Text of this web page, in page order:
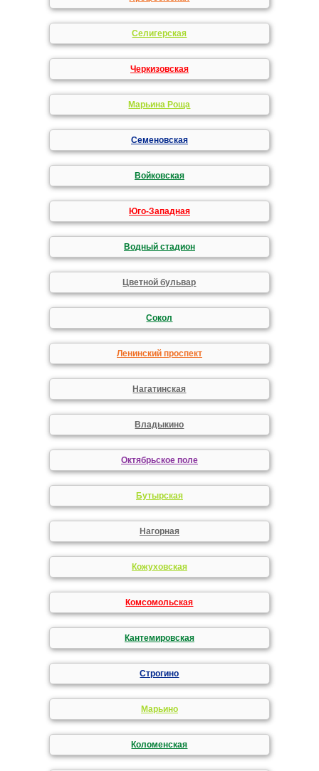
Селигерская
Черкизовская
Марьина Роща
Семеновская
Войковская
Юго-Западная
Водный стадион
Цветной бульвар
Сокол
Ленинский проспект
Нагатинская
Владыкино
Октябрьское поле
Бутырская
Нагорная
Кожуховская
Комсомольская
Кантемировская
Строгино
Марьино
Коломенская